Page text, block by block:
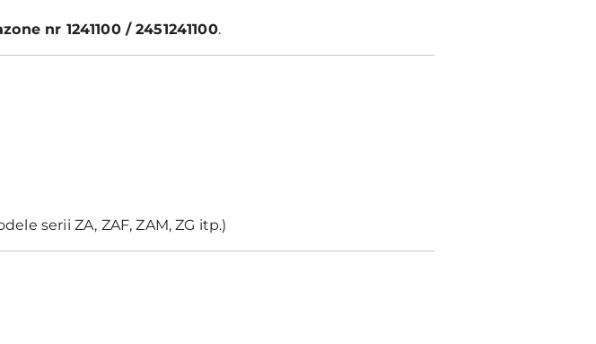
nr 1241100 / 2451241100.
serii ZA, ZAF, ZAM, ZG itp.)